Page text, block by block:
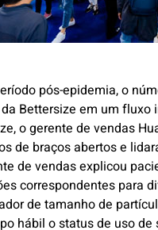
pós-epidemia, o
Bettersize em um fluxo
o gerente de vendas
de braços abertos e
de vendas explicou
correspondentes para
de tamanho de
hábil o status de uso